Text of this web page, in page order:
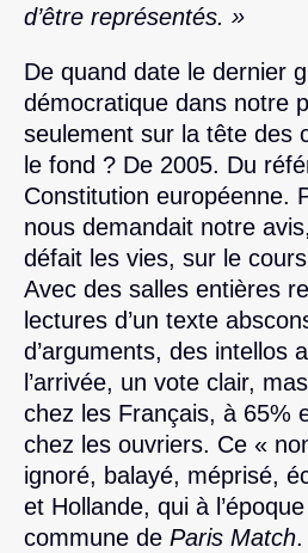
d’être représentés. »
De quand date le dernier
démocratique dans notre
seulement sur la tête des
le fond ? De 2005. Du
Constitution européenne.
nous demandait notre
défait les vies, sur le cours
Avec des salles entières
lectures d’un texte
d’arguments, des intellos
l’arrivée, un vote clair,
chez les Français, à 65%
chez les ouvriers. Ce «
ignoré, balayé, méprisé,
et Hollande, qui à
commune de Paris Match.